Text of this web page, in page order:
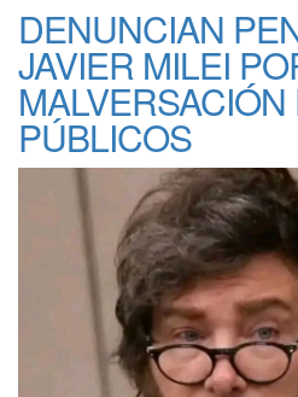
DENUNCIAN
JAVIER MILEI
PÚBLICOS